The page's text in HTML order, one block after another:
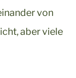
von
aber viele